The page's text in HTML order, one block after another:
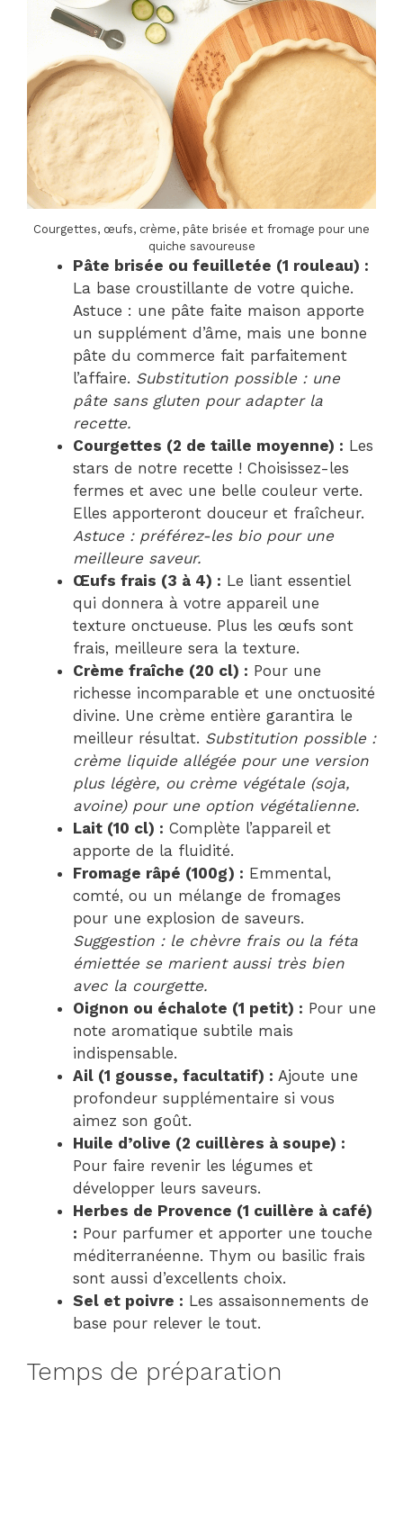
Courgettes, œufs, crème, pâte brisée et fromage pour une
quiche savoureuse
Pâte brisée ou feuilletée (1 rouleau) :
La base croustillante de votre quiche.
Astuce : une pâte faite maison apporte
un supplément d’âme, mais une bonne
pâte du commerce fait parfaitement
l’affaire. Substitution possible : une
pâte sans gluten pour adapter la
recette.
Courgettes (2 de taille moyenne) : Les
stars de notre recette ! Choisissez-les
fermes et avec une belle couleur verte.
Elles apporteront douceur et fraîcheur.
Astuce : préférez-les bio pour une
meilleure saveur.
Œufs frais (3 à 4) : Le liant essentiel
qui donnera à votre appareil une
texture onctueuse. Plus les œufs sont
frais, meilleure sera la texture.
Crème fraîche (20 cl) : Pour une
richesse incomparable et une onctuosité
divine. Une crème entière garantira le
meilleur résultat. Substitution possible :
crème liquide allégée pour une version
plus légère, ou crème végétale (soja,
avoine) pour une option végétalienne.
Lait (10 cl) : Complète l’appareil et
apporte de la fluidité.
Fromage râpé (100g) : Emmental,
comté, ou un mélange de fromages
pour une explosion de saveurs.
Suggestion : le chèvre frais ou la féta
émiettée se marient aussi très bien
avec la courgette.
Oignon ou échalote (1 petit) : Pour une
note aromatique subtile mais
indispensable.
Ail (1 gousse, facultatif) : Ajoute une
profondeur supplémentaire si vous
aimez son goût.
Huile d’olive (2 cuillères à soupe) :
Pour faire revenir les légumes et
développer leurs saveurs.
Herbes de Provence (1 cuillère à café)
: Pour parfumer et apporter une touche
méditerranéenne. Thym ou basilic frais
sont aussi d’excellents choix.
Sel et poivre : Les assaisonnements de
base pour relever le tout.
Temps de préparation